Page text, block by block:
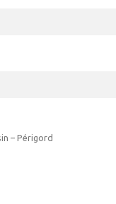
– Périgord